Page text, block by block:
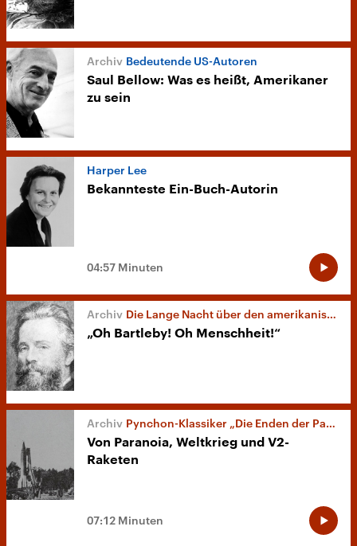
Bedeutende US-Autoren
Saul Bellow: Was es heißt, Amerikaner
zu sein
Harper Lee
Bekannteste Ein-Buch-Autorin
04:57 Minuten
Die Lange Nacht über den amerikanischen Schriftsteller Herman Melville
„Oh Bartleby! Oh Menschheit!“
Pynchon-Klassiker „Die Enden der Parabel“ als Hörspiel
Von Paranoia, Weltkrieg und V2-
Raketen
07:12 Minuten